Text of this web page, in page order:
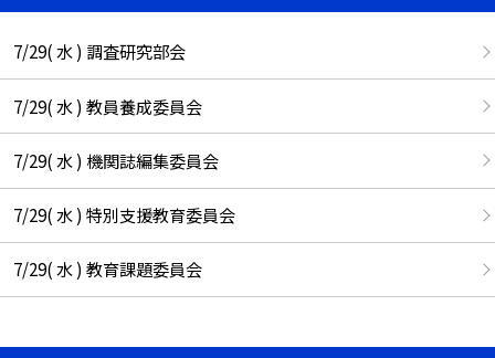
7/29( 水 ) 調査研究部会
7/29( 水 ) 教員養成委員会
7/29( 水 ) 機関誌編集委員会
7/29( 水 ) 特別支援教育委員会
7/29( 水 ) 教育課題委員会